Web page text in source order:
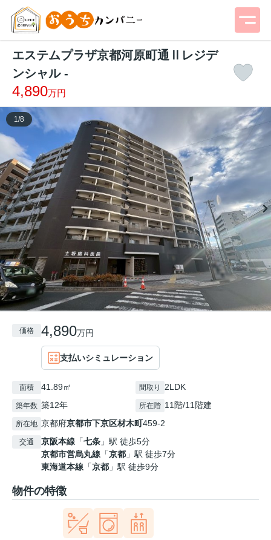
エステムプラザ京都河原町通Ⅱレジデ
ンシャル -
4,890万円
1 /8
価格 4,890万円
支払いシミュレーション
面積 41.89㎡ 間取り 2LDK
築年数 築12年 所在階 11階/11階建
所在地 京都府京都市下京区材木町459-2
交通 京阪本線 「七条 」駅 徒歩5分
京都市営烏丸線 「京都 」駅 徒歩7分
東海道本線 「京都 」駅 徒歩9分
物件の特徴